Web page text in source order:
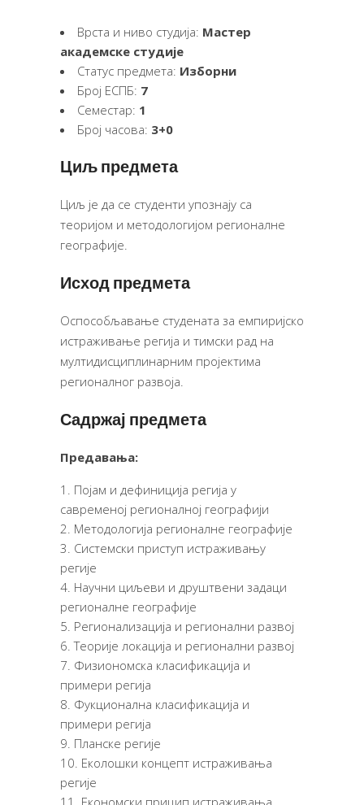
Врста и ниво студија: Мастер
академске студије
Статус предмета: Изборни
Број ЕСПБ: 7
Семестар: 1
Број часова: 3+0
Циљ предмета
Циљ је да се студенти упознају са
теоријом и методологијом регионалне
географије.
Исход предмета
Оспособљавање студената за емпиријско
истраживање регија и тимски рад на
мултидисциплинарним пројектима
регионалног развоја.
Садржај предмета
Предавања:
Појам и дефиниција регија у
савременој регионалној географији
Методологија регионалне географије
Системски приступ истраживању
регије
Научни циљеви и друштвени задаци
регионалне географије
Регионализација и регионални развој
Теорије локација и регионални развој
Физиономска класификација и
примери регија
Фукционална класификација и
примери регија
Планске регије
Еколошки концепт истраживања
регије